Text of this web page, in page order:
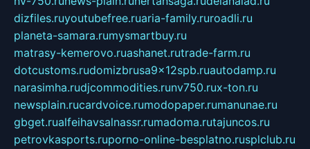
dizfiles.ruyoutubefree.ruaria-family.ruroadli.ru
planeta-samara.rumysmartbuy.ru
matrasy-kemerovo.ruashanet.rutrade-farm.ru
dotcustoms.rudomizbrusa9x12spb.ruautodamp.ru
narasimha.rudjcommodities.runv750.rux-ton.ru
newsplain.rucardvoice.rumodopaper.rumanunae.ru
gbget.rualfeihavsalnassr.rumadoma.rutajuncos.ru
petrovkasports.ruporno-online-besplatno.rusplclub.ru